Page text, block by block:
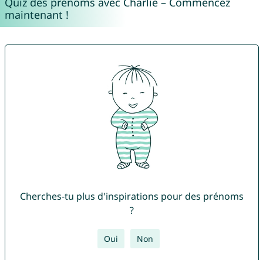
maintenant !
Cherches-tu plus d'inspirations pour des prénoms
?
Oui Non